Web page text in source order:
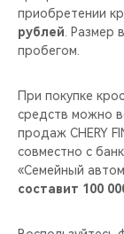
приобретении
рублей .
пробегом.
При покупке
средств можно
продаж CHERY
совместно с
«Семейный
составит 100